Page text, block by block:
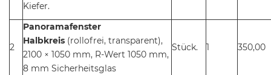
Kiefer.
2
Panoramafenster
Halbkreis (rollofrei, transparent),
2100 × 1050 mm, R-Wert 1050 mm,
8 mm Sicherheitsglas
Stück. 1 350,00